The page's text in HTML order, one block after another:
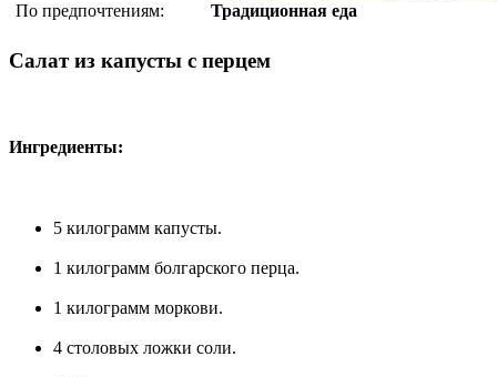
По предпочтениям:
Традиционная еда
Салат из капусты с перцем
Ингредиенты:
5 килограмм капусты.
1 килограмм болгарского перца.
1 килограмм моркови.
4 столовых ложки соли.